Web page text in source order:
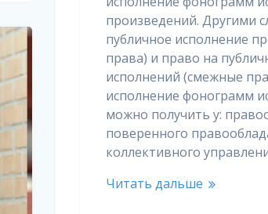
произведений. Другими
публичное исполнение
права) и право на
исполнений (смежные
исполнение фонограмм
можно получить у:
поверенного
коллективного
Читать дальше